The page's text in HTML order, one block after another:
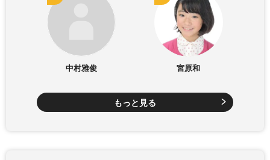
中村雅俊 宮原和
もっと見る